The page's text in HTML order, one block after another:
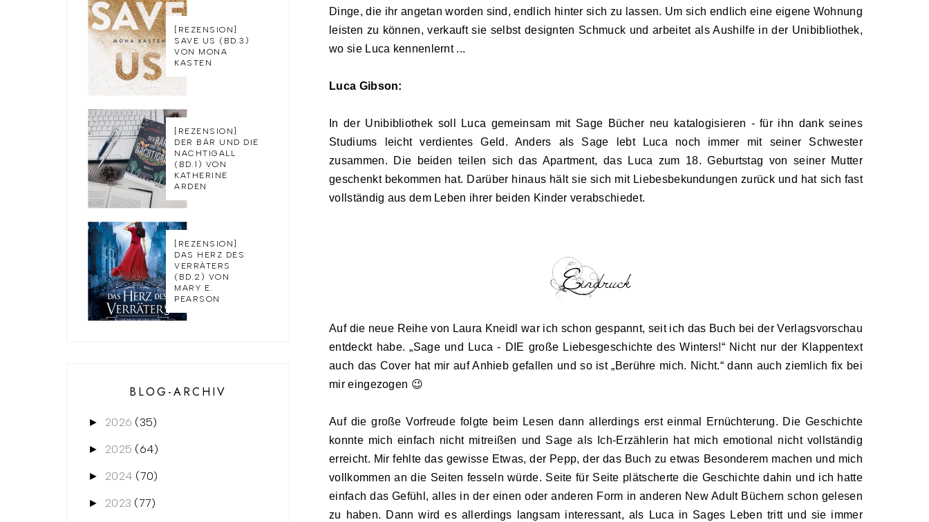
Dinge, die ihr angetan worden sind, endlich hinter sich zu lassen. Um sich endlich eine eigene Wohnung
leisten zu können, verkauft sie selbst designten Schmuck und arbeitet als Aushilfe in der Unibibliothek,
wo sie Luca kennenlernt ...
Luca Gibson:
In der Unibibliothek soll Luca gemeinsam mit Sage Bücher neu katalogisieren - für ihn dank seines
Studiums leicht verdientes Geld. Anders als Sage lebt Luca noch immer mit seiner Schwester
zusammen. Die beiden teilen sich das Apartment, das Luca zum 18. Geburtstag von seiner Mutter
geschenkt bekommen hat. Darüber hinaus hält sie sich mit Liebesbekundungen zurück und hat sich fast
vollständig aus dem Leben ihrer beiden Kinder verabschiedet.
Auf die neue Reihe von Laura Kneidl war ich schon gespannt, seit ich das Buch bei der Verlagsvorschau
entdeckt habe. „Sage und Luca - DIE große Liebesgeschichte des Winters!“ Nicht nur der Klappentext
auch das Cover hat mir auf Anhieb gefallen und so ist „Berühre mich. Nicht.“ dann auch ziemlich fix bei
mir eingezogen 😉
Auf die große Vorfreude folgte beim Lesen dann allerdings erst einmal Ernüchterung. Die Geschichte
konnte mich einfach nicht mitreißen und Sage als Ich-Erzählerin hat mich emotional nicht vollständig
erreicht. Mir fehlte das gewisse Etwas, der Pepp, der das Buch zu etwas Besonderem machen und mich
vollkommen an die Seiten fesseln würde. Seite für Seite plätscherte die Geschichte dahin und ich hatte
einfach das Gefühl, alles in der einen oder anderen Form in anderen New AdultBüchern schon gelesen
zu haben. Dann wird es allerdings langsam interessant, als Luca in Sages Leben tritt und sie immer
[REZENSION]
SAVE US (BD.3)
VON MONA
KASTEN
[REZENSION]
DER BÄR UND DIE
NACHTIGALL
(BD.1) VON
KATHERINE
ARDEN
[REZENSION]
DAS HERZ DES
VERRÄTERS
(BD.2) VON
MARY E.
PEARSON
BLOG-ARCHIV
► 2026 (35)
► 2025 (64)
► 2024 (70)
► 2023 (77)